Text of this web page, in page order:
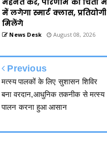
News Desk August 08, 2026
Previous
बना वरदान,आधुनिक तकनीक से मत्स्य
पालन करना हुआ आसान